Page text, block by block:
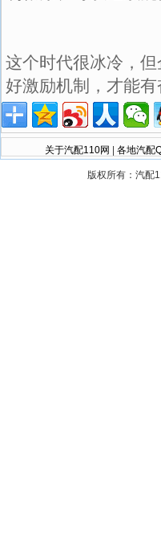
这个时代很冰冷，
好激励机制，才能有
关于汽配110网 各地汽配
版权所有：汽配